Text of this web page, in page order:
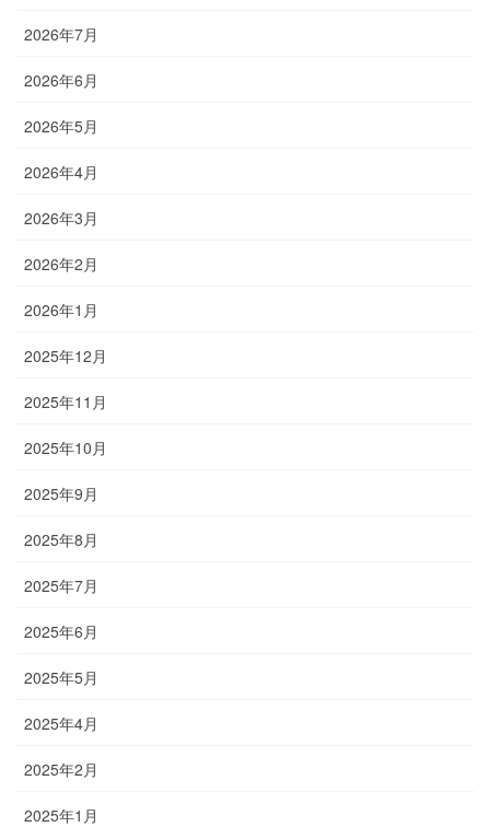
2026年7月
2026年6月
2026年5月
2026年4月
2026年3月
2026年2月
2026年1月
2025年12月
2025年11月
2025年10月
2025年9月
2025年8月
2025年7月
2025年6月
2025年5月
2025年4月
2025年2月
2025年1月